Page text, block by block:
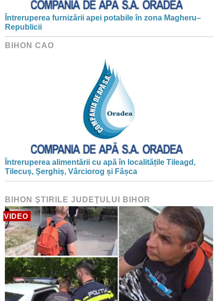
Întreruperea furnizării apei potabile în zona Magheru–
Republicii
BIHON CAO
Întreruperea alimentării cu apă în localitățile Tileagd,
Tilecuș, Șerghiș, Vârciorog și Fâșca
BIHON ŞTIRILE JUDEŢULUI BIHOR
VIDEO